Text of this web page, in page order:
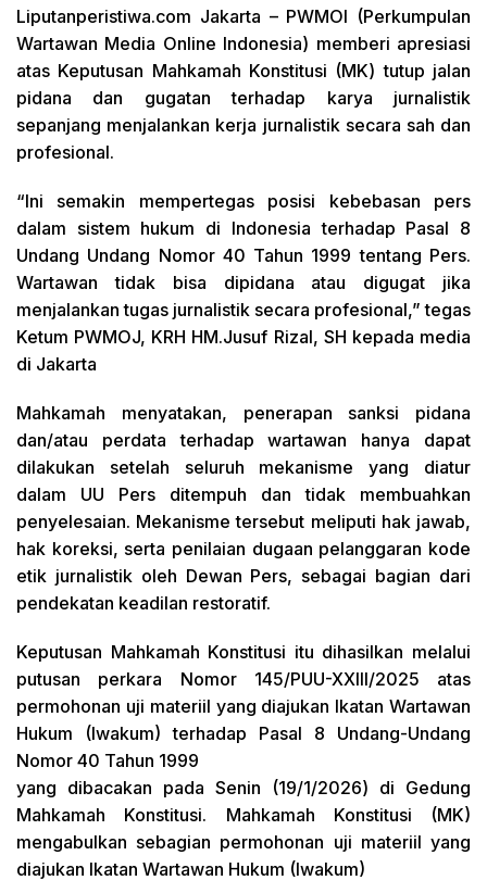
Liputanperistiwa.com Jakarta – PWMOI (Perkumpulan
Wartawan Media Online Indonesia) memberi apresiasi
atas Keputusan Mahkamah Konstitusi (MK) tutup jalan
pidana dan gugatan terhadap karya jurnalistik
sepanjang menjalankan kerja jurnalistik secara sah dan
profesional.
“Ini semakin mempertegas posisi kebebasan pers
dalam sistem hukum di Indonesia terhadap Pasal 8
Undang Undang Nomor 40 Tahun 1999 tentang Pers.
Wartawan tidak bisa dipidana atau digugat jika
menjalankan tugas jurnalistik secara profesional,” tegas
Ketum PWMOJ, KRH HM.Jusuf Rizal, SH kepada media
di Jakarta
Mahkamah menyatakan, penerapan sanksi pidana
dan/atau perdata terhadap wartawan hanya dapat
dilakukan setelah seluruh mekanisme yang diatur
dalam UU Pers ditempuh dan tidak membuahkan
penyelesaian. Mekanisme tersebut meliputi hak jawab,
hak koreksi, serta penilaian dugaan pelanggaran kode
etik jurnalistik oleh Dewan Pers, sebagai bagian dari
pendekatan keadilan restoratif.
Keputusan Mahkamah Konstitusi itu dihasilkan melalui
putusan perkara Nomor 145/PUU-XXIII/2025 atas
permohonan uji materiil yang diajukan Ikatan Wartawan
Hukum (Iwakum) terhadap Pasal 8 Undang-Undang
Nomor 40 Tahun 1999
yang dibacakan pada Senin (19/1/2026) di Gedung
Mahkamah Konstitusi. Mahkamah Konstitusi (MK)
mengabulkan sebagian permohonan uji materiil yang
diajukan Ikatan Wartawan Hukum (Iwakum)